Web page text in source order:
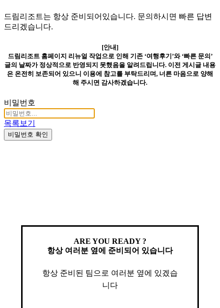
드림리조트는 항상 준비되어있습니다. 문의하시면 빠른 답변
드리겠습니다.
[안내]
드림리조트 홈페이지 리뉴얼 작업으로 인해 기존 ‘여행후기’와 ‘빠른 문의’
글의 날짜가 정상적으로 반영되지 못했음을 알려드립니다. 이전 게시글 내용
은 온전히 보존되어 있으니 이용에 참고를 부탁드리며, 너른 마음으로 양해
해 주시면 감사하겠습니다.
비밀번호
목록보기
비밀번호 확인
ARE YOU READY ?
항상 여러분 옆에 준비되어 있습니다
항상 준비된 팀으로 여러분 옆에 있겠습
니다